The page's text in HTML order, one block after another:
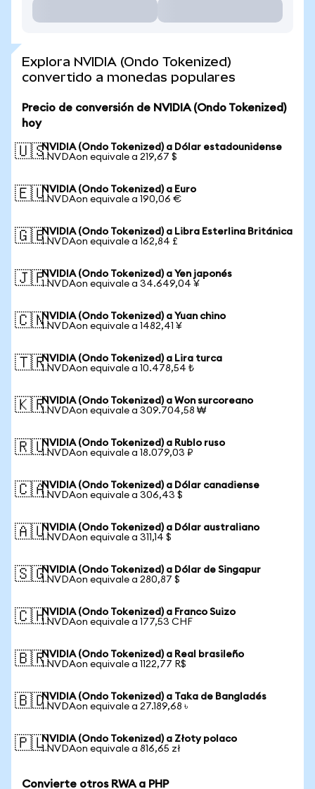
Explora NVIDIA (Ondo Tokenized)
convertido a monedas populares
Precio de conversión de NVIDIA (Ondo Tokenized)
hoy
🇺🇸NVIDIA (Ondo Tokenized) a Dólar estadounidense
1 NVDAon equivale a 219,67 $
🇪🇺NVIDIA (Ondo Tokenized) a Euro
1 NVDAon equivale a 190,06 €
🇬🇧NVIDIA (Ondo Tokenized) a Libra Esterlina Británica
1 NVDAon equivale a 162,84 £
🇯🇵NVIDIA (Ondo Tokenized) a Yen japonés
1 NVDAon equivale a 34.649,04 ¥
🇨🇳NVIDIA (Ondo Tokenized) a Yuan chino
1 NVDAon equivale a 1482,41 ¥
🇹🇷NVIDIA (Ondo Tokenized) a Lira turca
1 NVDAon equivale a 10.478,54 ₺
🇰🇷NVIDIA (Ondo Tokenized) a Won surcoreano
1 NVDAon equivale a 309.704,58 ₩
🇷🇺NVIDIA (Ondo Tokenized) a Rublo ruso
1 NVDAon equivale a 18.079,03 ₽
🇨🇦NVIDIA (Ondo Tokenized) a Dólar canadiense
1 NVDAon equivale a 306,43 $
🇦🇺NVIDIA (Ondo Tokenized) a Dólar australiano
1 NVDAon equivale a 311,14 $
🇸🇬NVIDIA (Ondo Tokenized) a Dólar de Singapur
1 NVDAon equivale a 280,87 $
🇨🇭NVIDIA (Ondo Tokenized) a Franco Suizo
1 NVDAon equivale a 177,53 CHF
🇧🇷NVIDIA (Ondo Tokenized) a Real brasileño
1 NVDAon equivale a 1122,77 R$
🇧🇩NVIDIA (Ondo Tokenized) a Taka de Bangladés
1 NVDAon equivale a 27.189,68 ৳
🇵🇱NVIDIA (Ondo Tokenized) a Złoty polaco
1 NVDAon equivale a 816,65 zł
Convierte otros RWA a PHP